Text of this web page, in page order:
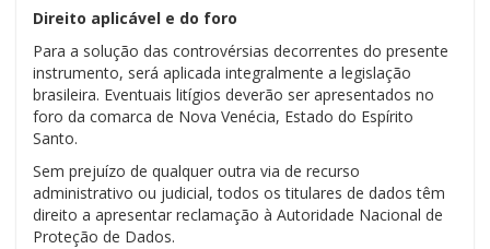
Direito aplicável e do foro
Para a solução das controvérsias decorrentes do presente
instrumento, será aplicada integralmente a legislação
brasileira. Eventuais litígios deverão ser apresentados no
foro da comarca de Nova Venécia, Estado do Espírito
Santo.
Sem prejuízo de qualquer outra via de recurso
administrativo ou judicial, todos os titulares de dados têm
direito a apresentar reclamação à Autoridade Nacional de
Proteção de Dados.